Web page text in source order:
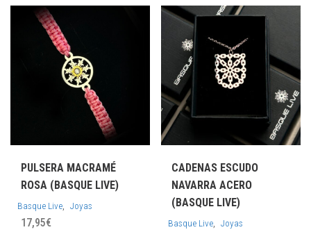
PULSERA MACRAMÉ
ROSA (BASQUE LIVE)
Basque Live, Joyas
17,95€
CADENAS ESCUDO
NAVARRA ACERO
(BASQUE LIVE)
Basque Live, Joyas